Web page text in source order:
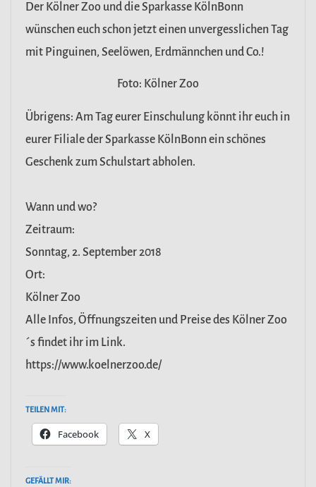
Der Kölner Zoo und die Sparkasse KölnBonn
wünschen euch schon jetzt einen unvergesslichen Tag
mit Pinguinen, Seelöwen, Erdmännchen und Co.!
Foto: Kölner Zoo
Übrigens: Am Tag eurer Einschulung könnt ihr euch in
eurer Filiale der Sparkasse KölnBonn ein schönes
Geschenk zum Schulstart abholen.
Wann und wo?
Zeitraum:
Sonntag, 2. September 2018
Ort:
Kölner Zoo
Alle Infos, Öffnungszeiten und Preise des Kölner Zoo
´s findet ihr im Link.
https://www.koelnerzoo.de/
TEILEN MIT:
Facebook X
GEFÄLLT MIR: